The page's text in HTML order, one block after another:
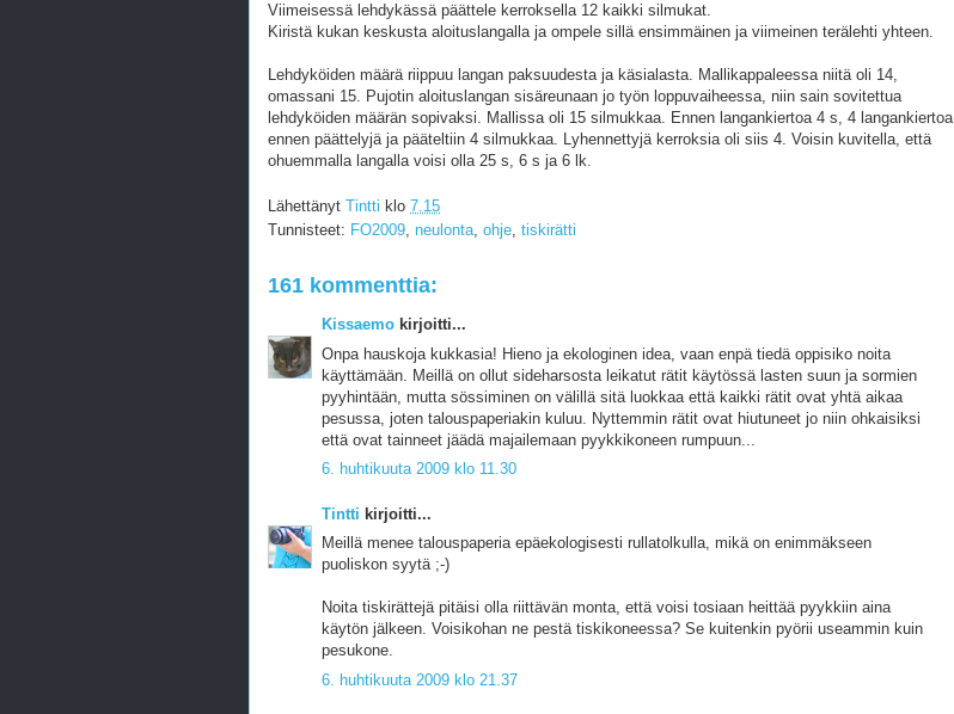
Viimeisessä lehdykässä päättele kerroksella 12 kaikki silmukat.
Kiristä kukan keskusta aloituslangalla ja ompele sillä ensimmäinen ja viimeinen terälehti yhteen.
Lehdyköiden määrä riippuu langan paksuudesta ja käsialasta. Mallikappaleessa niitä oli 14,
omassani 15. Pujotin aloituslangan sisäreunaan jo työn loppuvaiheessa, niin sain sovitettua
lehdyköiden määrän sopivaksi. Mallissa oli 15 silmukkaa. Ennen langankiertoa 4 s, 4 langankiertoa
ennen päättelyjä ja pääteltiin 4 silmukkaa. Lyhennettyjä kerroksia oli siis 4. Voisin kuvitella, että
ohuemmalla langalla voisi olla 25 s, 6 s ja 6 lk.
Lähettänyt Tintti klo 7.15
Tunnisteet: FO2009, neulonta, ohje, tiskirätti
161 kommenttia:
Kissaemo kirjoitti...
Onpa hauskoja kukkasia! Hieno ja ekologinen idea, vaan enpä tiedä oppisiko noita
käyttämään. Meillä on ollut sideharsosta leikatut rätit käytössä lasten suun ja sormien
pyyhintään, mutta sössiminen on välillä sitä luokkaa että kaikki rätit ovat yhtä aikaa
pesussa, joten talouspaperiakin kuluu. Nyttemmin rätit ovat hiutuneet jo niin ohkaisiksi
että ovat tainneet jäädä majailemaan pyykkikoneen rumpuun...
6. huhtikuuta 2009 klo 11.30
Tintti kirjoitti...
Meillä menee talouspaperia epäekologisesti rullatolkulla, mikä on enimmäkseen
puoliskon syytä ;-)
Noita tiskirättejä pitäisi olla riittävän monta, että voisi tosiaan heittää pyykkiin aina
käytön jälkeen. Voisikohan ne pestä tiskikoneessa? Se kuitenkin pyörii useammin kuin
pesukone.
6. huhtikuuta 2009 klo 21.37